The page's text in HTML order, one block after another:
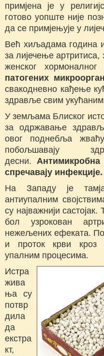
примјена је у
готово уопште није
да се примјењује у
Већ хиљадама година
за лијечење
женског
патогених
свакодневно кађење
здравље свим
У земљама Блиског
за одржавање
овог поднебља
побољшавају
десни. Антимикробна
спречавају инфекције.
На Западу је
антиупалним
су најважнији
бол узрокован
нежељених ефеката.
и проток крви кроз
упалним процесима.
Истра
жива
ња су
потвр
дила
да
екстра
кт,